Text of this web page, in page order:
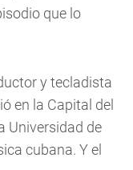
que lo
y tecladista
en la Capital del
Universidad de
cubana. Y el